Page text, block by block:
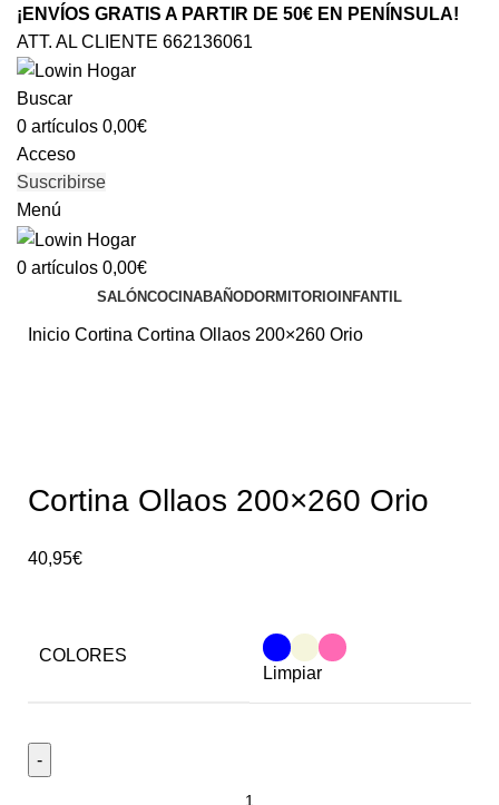
¡ENVÍOS GRATIS A PARTIR DE 50€ EN PENÍNSULA!
ATT. AL CLIENTE 662136061
Buscar
0 artículos 0,00€
Acceso
Suscribirse
Menú
0 artículos 0,00€
SALÓNCOCINABAÑODORMITORIOINFANTIL
Inicio Cortina Cortina Ollaos 200×260 Orio
Cortina Ollaos 200×260 Orio
40,95€
COLORES
Limpiar